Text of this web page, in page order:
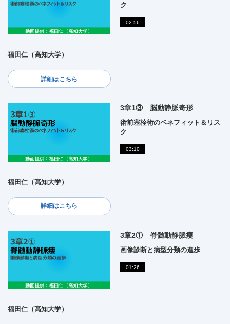
ク
02:56
福田仁（高知大学）
詳細はこちら
3章1③ 脳動静脈奇形
術前塞栓術のベネフィット＆リス
ク
03:10
福田仁（高知大学）
詳細はこちら
3章2① 脊髄動静脈瘻
画像診断と病型分類の進歩
01:26
福田仁（高知大学）